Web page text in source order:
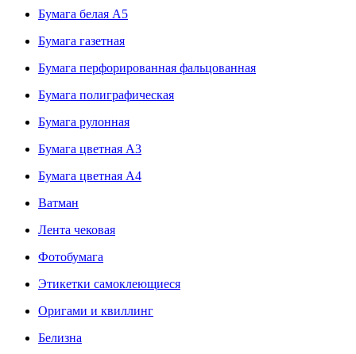
Бумага белая А5
Бумага газетная
Бумага перфорированная фальцованная
Бумага полиграфическая
Бумага рулонная
Бумага цветная А3
Бумага цветная А4
Ватман
Лента чековая
Фотобумага
Этикетки самоклеющиеся
Оригами и квиллинг
Белизна